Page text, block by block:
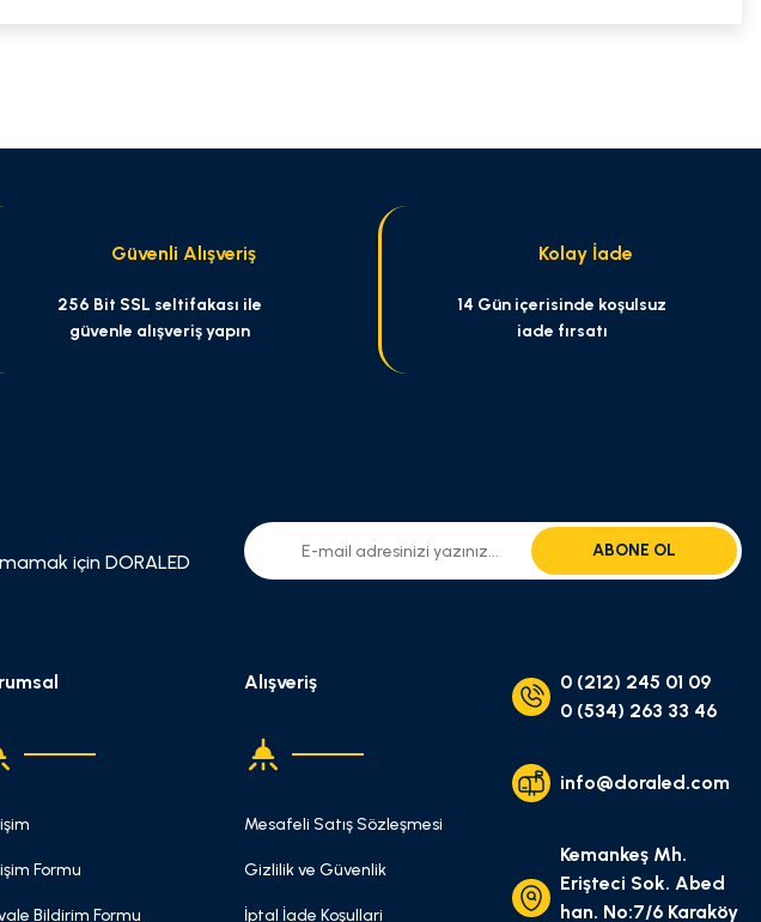
Güvenli Alışveriş
256 Bit SSL seltifakası ile
güvenle alışveriş yapın
Kolay İade
14 Gün içerisinde koşulsuz
iade fırsatı
için DORALED
ABONE OL
Formu
Bildirim Formu
Alışveriş
Mesafeli Satış Sözleşmesi
Gizlilik ve Güvenlik
İptal İade Koşullari
0 (212) 245 01 09
0 (534) 263 33 46
info@doraled.com
Kemankeş Mh.
Erişteci Sok. Abed
han. No:7/6 Karaköy